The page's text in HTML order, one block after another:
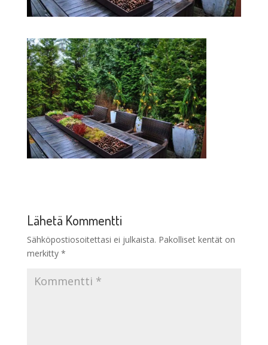
Lähetä Kommentti
Sähköpostiosoitettasi ei julkaista. Pakolliset kentät on
merkitty *